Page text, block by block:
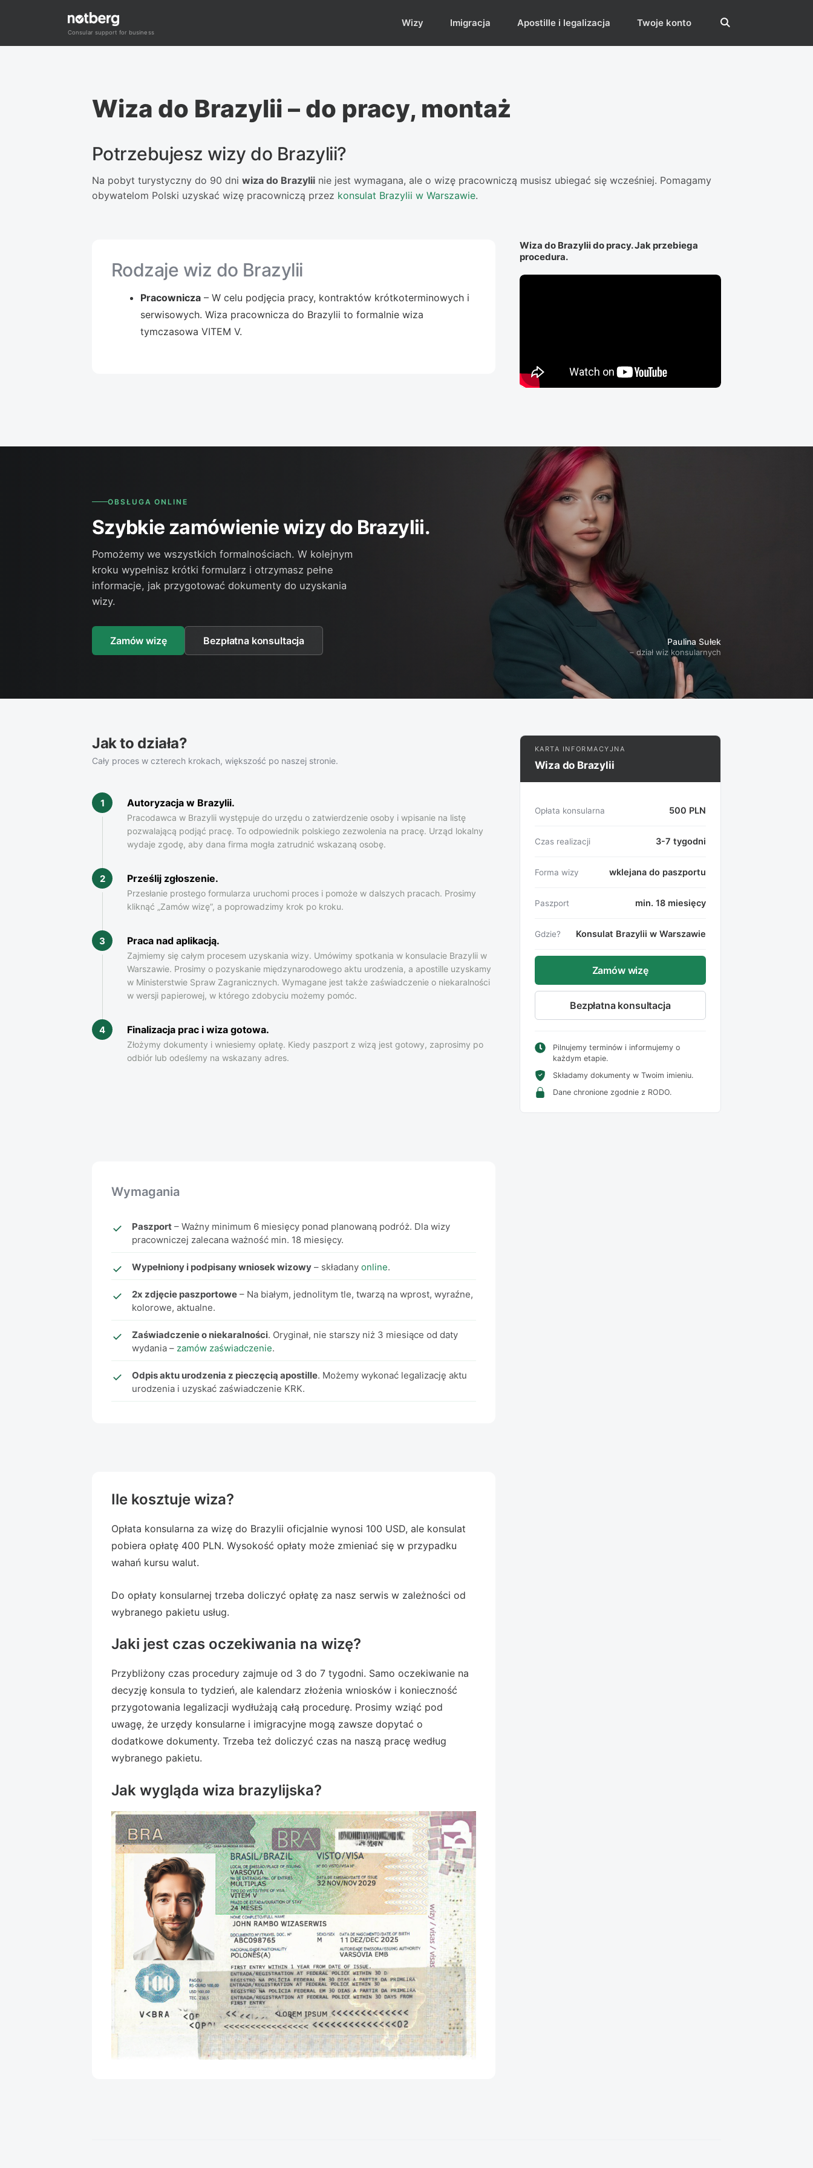
Consular support for business
Wizy Imigracja Apostille i legalizacja Twoje konto
Wiza do Brazylii – do pracy, montaż
Potrzebujesz wizy do Brazylii?
Na pobyt turystyczny do 90 dni wiza do Brazylii nie jest wymagana, ale o wizę pracowniczą musisz ubiegać się wcześniej. Pomagamy
obywatelom Polski uzyskać wizę pracowniczą przez konsulat Brazylii w Warszawie.
Rodzaje wiz do Brazylii
Pracownicza – W celu podjęcia pracy, kontraktów krótkoterminowych i
serwisowych. Wiza pracownicza do Brazylii to formalnie wiza
tymczasowa VITEM V.
Wiza do Brazylii do pracy. Jak przebiega
procedura.
OBSŁUGA ONLINE
Szybkie zamówienie wizy do Brazylii.
Pomożemy we wszystkich formalnościach. W kolejnym
kroku wypełnisz krótki formularz i otrzymasz pełne
informacje, jak przygotować dokumenty do uzyskania
wizy.
Zamów wizę Bezpłatna konsultacja Paulina Sułek
– dział wiz konsularnych
Jak to działa?
Cały proces w czterech krokach, większość po naszej stronie.
1 Autoryzacja w Brazylii.
Pracodawca w Brazylii występuje do urzędu o zatwierdzenie osoby i wpisanie na listę
pozwalającą podjąć pracę. To odpowiednik polskiego zezwolenia na pracę. Urząd lokalny
wydaje zgodę, aby dana firma mogła zatrudnić wskazaną osobę.
2 Prześlij zgłoszenie.
Przesłanie prostego formularza uruchomi proces i pomoże w dalszych pracach. Prosimy
kliknąć „Zamów wizę”, a poprowadzimy krok po kroku.
3 Praca nad aplikacją.
Zajmiemy się całym procesem uzyskania wizy. Umówimy spotkania w konsulacie Brazylii w
Warszawie. Prosimy o pozyskanie międzynarodowego aktu urodzenia, a apostille uzyskamy
w Ministerstwie Spraw Zagranicznych. Wymagane jest także zaświadczenie o niekaralności
w wersji papierowej, w którego zdobyciu możemy pomóc.
4 Finalizacja prac i wiza gotowa.
Złożymy dokumenty i wniesiemy opłatę. Kiedy paszport z wizą jest gotowy, zaprosimy po
odbiór lub odeślemy na wskazany adres.
KARTA INFORMACYJNA
Wiza do Brazylii
Opłata konsularna 500 PLN
Czas realizacji 3-7 tygodni
Forma wizy wklejana do paszportu
Paszport min. 18 miesięcy
Gdzie? Konsulat Brazylii w Warszawie
Zamów wizę
Bezpłatna konsultacja
Pilnujemy terminów i informujemy o
każdym etapie.
Składamy dokumenty w Twoim imieniu.
Dane chronione zgodnie z RODO.
Wymagania
Paszport – Ważny minimum 6 miesięcy ponad planowaną podróż. Dla wizy
pracowniczej zalecana ważność min. 18 miesięcy.
Wypełniony i podpisany wniosek wizowy – składany online.
2x zdjęcie paszportowe – Na białym, jednolitym tle, twarzą na wprost, wyraźne,
kolorowe, aktualne.
Zaświadczenie o niekaralności. Oryginał, nie starszy niż 3 miesiące od daty
wydania – zamów zaświadczenie.
Odpis aktu urodzenia z pieczęcią apostille. Możemy wykonać legalizację aktu
urodzenia i uzyskać zaświadczenie KRK.
Ile kosztuje wiza?
Opłata konsularna za wizę do Brazylii oficjalnie wynosi 100 USD, ale konsulat
pobiera opłatę 400 PLN. Wysokość opłaty może zmieniać się w przypadku
wahań kursu walut.
Do opłaty konsularnej trzeba doliczyć opłatę za nasz serwis w zależności od
wybranego pakietu usług.
Jaki jest czas oczekiwania na wizę?
Przybliżony czas procedury zajmuje od 3 do 7 tygodni. Samo oczekiwanie na
decyzję konsula to tydzień, ale kalendarz złożenia wniosków i konieczność
przygotowania legalizacji wydłużają całą procedurę. Prosimy wziąć pod
uwagę, że urzędy konsularne i imigracyjne mogą zawsze dopytać o
dodatkowe dokumenty. Trzeba też doliczyć czas na naszą pracę według
wybranego pakietu.
Jak wygląda wiza brazylijska?